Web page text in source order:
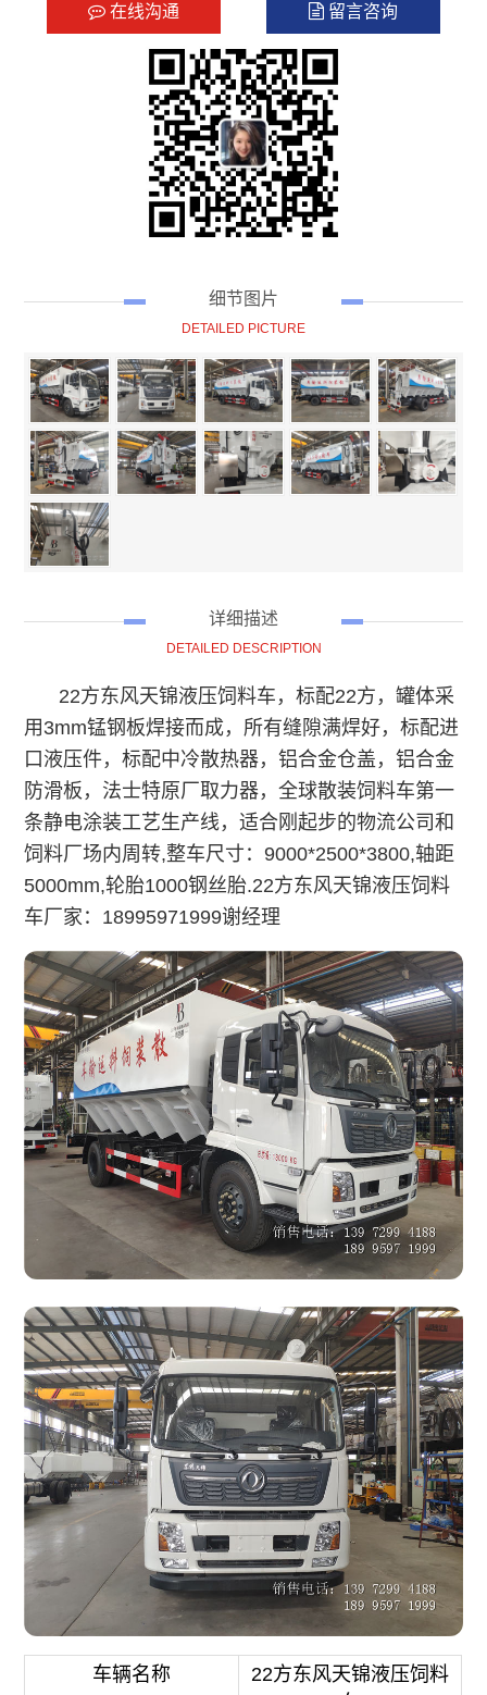
在线沟通 留言咨询
细节图片
DETAILED PICTURE
详细描述
DETAILED DESCRIPTION
22方东风天锦液压饲料车，标配22方，罐体采
用3mm锰钢板焊接而成，所有缝隙满焊好，标配进
口液压件，标配中冷散热器，铝合金仓盖，铝合金
防滑板，法士特原厂取力器，全球散装饲料车第一
条静电涂装工艺生产线，适合刚起步的物流公司和
饲料厂场内周转,整车尺寸：9000*2500*3800,轴距
5000mm,轮胎1000钢丝胎.22方东风天锦液压饲料
车厂家：18995971999谢经理
车辆名称
22方东风天锦液压饲料